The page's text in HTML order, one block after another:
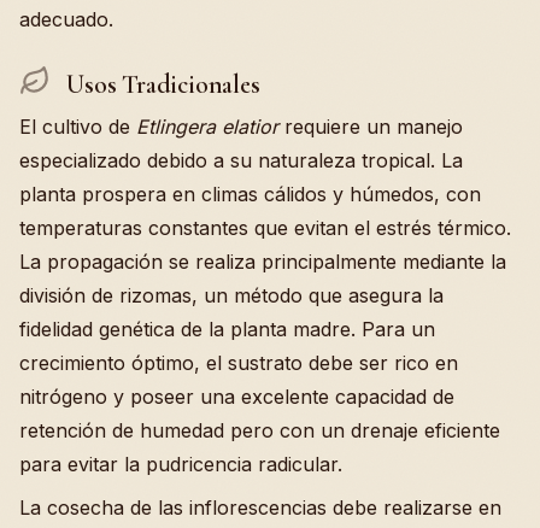
adecuado.
Usos Tradicionales
El cultivo de Etlingera elatiorrequiere un manejo
especializado debido a su naturaleza tropical. La
planta prospera en climas cálidos y húmedos, con
temperaturas constantes que evitan el estrés térmico.
La propagación se realiza principalmente mediante la
división de rizomas, un método que asegura la
fidelidad genética de la planta madre. Para un
crecimiento óptimo, el sustrato debe ser rico en
nitrógeno y poseer una excelente capacidad de
retención de humedad pero con un drenaje eficiente
para evitar la pudricencia radicular.
La cosecha de las inflorescencias debe realizarse en